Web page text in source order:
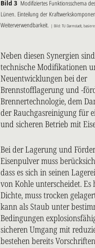
Bild 3 Modifiziertes Funktionsschema
Lünen. Einteilung der
Weiterverwendbarkeit. | Bild: TU Darmstadt,
Neben diesen Synergien
technische Modifikationen
Neuentwicklungen bei der
Brennstofflagerung und -
Brennertechnologie, dem
der Rauchgasreinigung für
und sicheren Betrieb mit
Bei der Lagerung und
Eisenpulver muss
dass es sich in seinen
von Kohle unterscheidet. Es
Dichte, muss trocken
kann als Staub unter
Bedingungen
sicheren Umgang mit
bestehen bereits